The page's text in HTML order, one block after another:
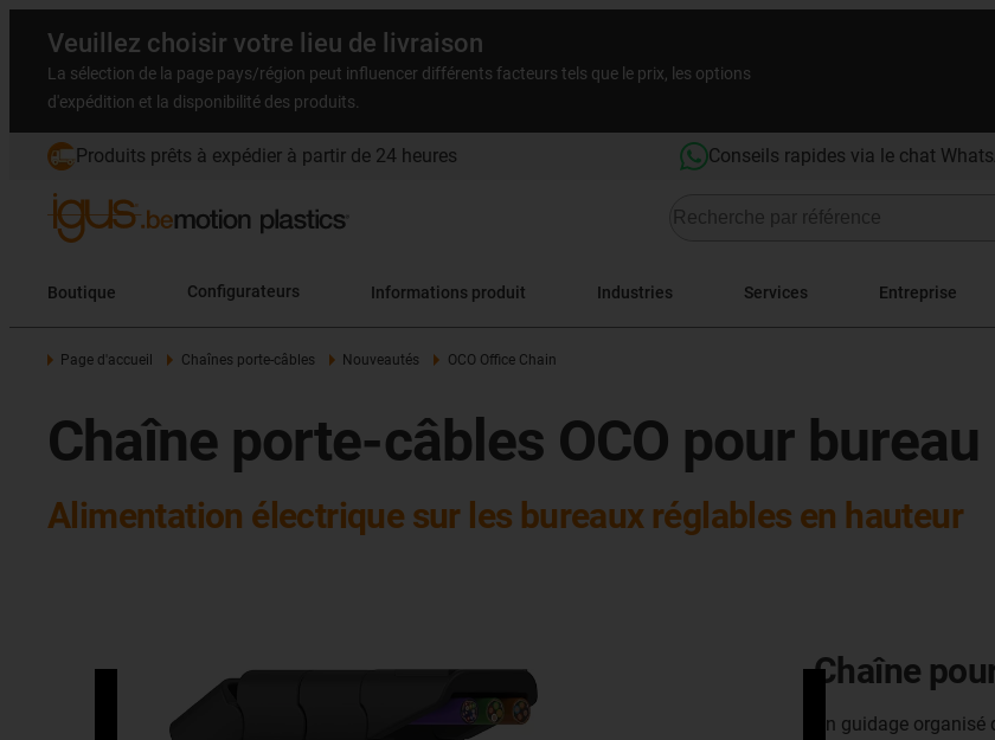
Veuillez choisir votre lieu de livraison
La sélection de la page pays/région peut influencer différents facteurs tels que le prix, les options
d'expédition et la disponibilité des produits.
Produits prêts à expédier à partir de 24 heures Conseils rapides via le chat
Boutique Configurateurs Informations produit Industries Services Entreprise
Page d'accueil Chaînes porte-câbles Nouveautés OCO Office Chain
Chaîne porte-câbles OCO pour bureau
Alimentation électrique sur les bureaux réglables en hauteur
Chaîne
Un guidage